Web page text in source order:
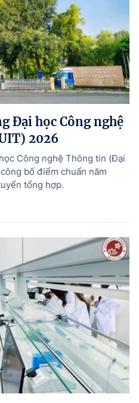
Đại học Công nghệ
2026
Công nghệ Thông tin (Đại
bố điểm chuẩn năm
tổng hợp.